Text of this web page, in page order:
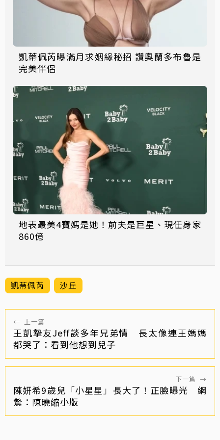
凱蒂佩芮曝滿月求姻緣秘招 讚奧蘭多布魯是
完美伴侶
地表最美4寶媽是她！前夫是巨星、現任身家
860億
凱蒂佩芮 沙丘
← 上一篇
王凱摯友Jeff談多年兄弟情 長太像連王媽媽
都哭了：看到他想到兒子
下一篇 →
陳妍希9歲兒「小星星」長大了！正臉曝光 網
驚：陳曉縮小版